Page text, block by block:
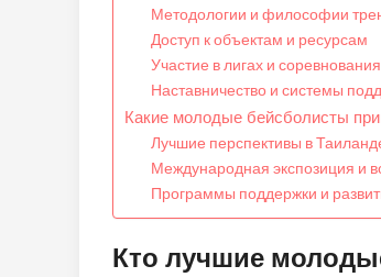
Методологии и философии
Доступ к объектам и ресурсам
Участие в лигах и
Наставничество и системы
Какие молодые бейсболисты
Лучшие перспективы в
Международная экспозиция и
Программы поддержки и
Кто лучшие